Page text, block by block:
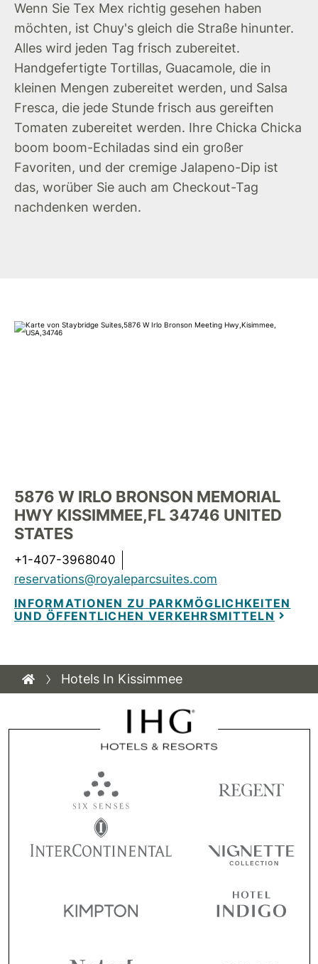
Wenn Sie Tex Mex richtig gesehen haben
möchten, ist Chuy's gleich die Straße hinunter.
Alles wird jeden Tag frisch zubereitet.
Handgefertigte Tortillas, Guacamole, die in
kleinen Mengen zubereitet werden, und Salsa
Fresca, die jede Stunde frisch aus gereiften
Tomaten zubereitet werden. Ihre Chicka Chicka
boom boom-Echiladas sind ein großer
Favoriten, und der cremige Jalapeno-Dip ist
das, worüber Sie auch am Checkout-Tag
nachdenken werden.
5876 W IRLO BRONSON MEMORIAL
HWY KISSIMMEE,FL 34746 UNITED
STATES
+1-407-3968040
reservations@royaleparcsuites.com
INFORMATIONEN ZU PARKMÖGLICHKEITEN
UND ÖFFENTLICHEN VERKEHRSMITTELN
Hotels In Kissimmee